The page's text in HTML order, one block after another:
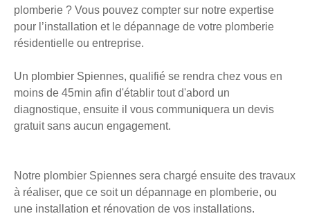
plomberie ? Vous pouvez compter sur notre expertise
pour l’installation et le dépannage de votre plomberie
résidentielle ou entreprise.
Un plombier Spiennes, qualifié se rendra chez vous en
moins de 45min afin d'établir tout d'abord un
diagnostique, ensuite il vous communiquera un devis
gratuit sans aucun engagement.
Notre plombier Spiennes sera chargé ensuite des travaux
à réaliser, que ce soit un dépannage en plomberie, ou
une installation et rénovation de vos installations.